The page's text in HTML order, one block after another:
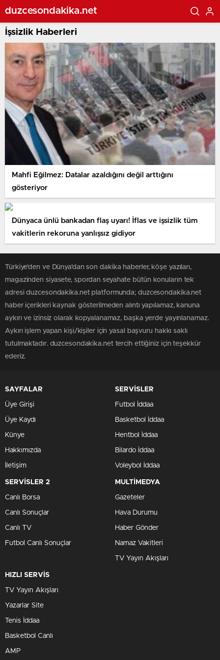
duzcesondakika.net
İşsizlik Haberleri
Mahfi Eğilmez: Datalar azaldığını değil arttığını
gösteriyor
Dünyaca ünlü bankadan flaş uyarı! İflas ve işsizlik tüm
vakitlerin rekoruna yanlışsız gidiyor
Türkiye'den ve Dünya’dan son dakika haberler, köşe yazıları,
magazinden siyasete, spordan seyahate bütün konuların tek
adresi duzcesondakika.net platformunda; duzcesondakika.net
haber içerikleri kaynak gösterilmeden alıntı yapılamaz, kanuna
aykırı ve izinsiz olarak kopyalanamaz, başka yerde yayınlanamaz.
Aykırı işlem yapan kişi/kişiler için yasal başvuru hakkı saklı
tutulmaktadır. duzcesondakika.net tercih ettiğiniz için teşekkür
ederiz.
SAYFALAR
Üye Girişi
Üye Kaydı
Künye
Hakkımızda
İletişim
SERVİSLER
Futbol İddaa
Basketbol İddaa
Hentbol İddaa
Bilardo İddaa
Voleybol İddaa
SERVİSLER 2
Canlı Borsa
Canlı Sonuçlar
Canlı TV
Futbol Canlı Sonuçlar
MULTİMEDYA
Gazeteler
Hava Durumu
Haber Gönder
Namaz Vakitleri
TV Yayın Akışları
HIZLI SERVİS
TV Yayın Akışları
Yazarlar Site
Tenis İddaa
Basketbol Canlı
AMP